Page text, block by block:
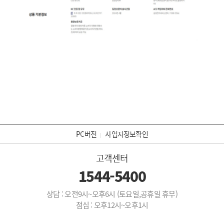
PC버전 사업자정보확인
고객센터
1544-5400
상담 : 오전9시~오후6시 (토요일,공휴일 휴무)
점심 : 오후12시~오후1시